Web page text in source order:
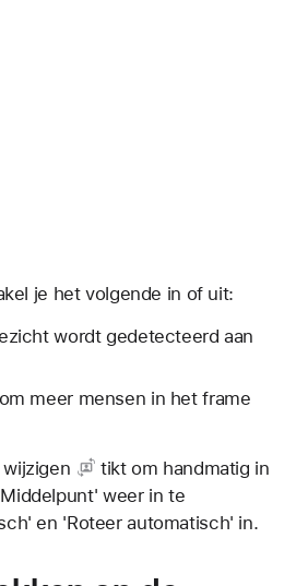
je het volgende in of uit:
wordt gedetecteerd aan
meer mensen in het frame
tikt om handmatig in
weer in te
en 'Roteer automatisch' in.